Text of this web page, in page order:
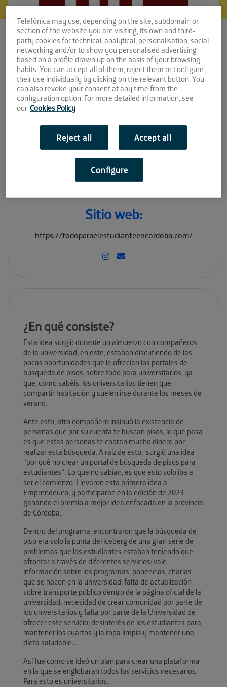
UniversiHub!
Espacio:
EL PATIO
Convocatoria:
Sitio web:
https://todoparaelestudianteencordoba.com/
¿En qué consiste?
Esta idea surgió durante un almuerzo con compañeros
de la universidad, en este, estaban discutiendo de las
pocas oportunidades que le ofrecían los portales de
búsqueda de pisos, sobre todo para universitarios, ya
que, como sabéis, los universitarios tienen que
compartir habitación y suelen irse durante los meses de
verano.
Ante esto, otro compañero insinuó la existencia de
personas que por su cuenta te buscan pisos, lo que pasa
es que estas personas te cobran mucho dinero por
realizar esta búsqueda. A raíz de esto, surgió una idea
“por qué no crear un portal de búsqueda de pisos para
estudiantes”. Lo que no sabían, es que esto solo iba a
ser el comienzo. Llevaron esta primera idea a
Emprendeuco, y participaron en la edición de 2023
ganando el premio a mejor idea enfocada en la provincia
de Córdoba.
Dentro del programa, encontraron que la búsqueda de
piso era solo la punta del iceberg de una gran serie de
problemas que los estudiantes estaban teniendo que
afrontar a través de diferentes servicios: vale
información sobre los programas, ponencias, charlas
que se hacen en la universidad; falta de actualización
sobre transporte público dentro de la página oficial de la
universidad; necesidad de crear comunidad por parte de
los universitarios y falta por parte de la Universidad de
ofrecer este servicio; desinterés de los estudiantes para
mantener los cuartos y la ropa limpia y mantener una
dieta saludable…
Así fue como se ideó un plan para crear una plataforma
en la que se englobaran todos los servicios necesarios.
Para esto es universitarios.
Telefónica may use, depending on the site, subdomain or
section of the website you are visiting, its own and third-
party cookies for technical, analytical, personalisation, social
networking and/or to show you personalised advertising
based on a profile drawn up on the basis of your browsing
habits. You can accept all of them, reject them or configure
their use individually by clicking on the relevant button. You
can also revoke your consent at any time from the
configuration option. For more detailed information, see
our Cookies Policy
Reject all Accept all
Configure